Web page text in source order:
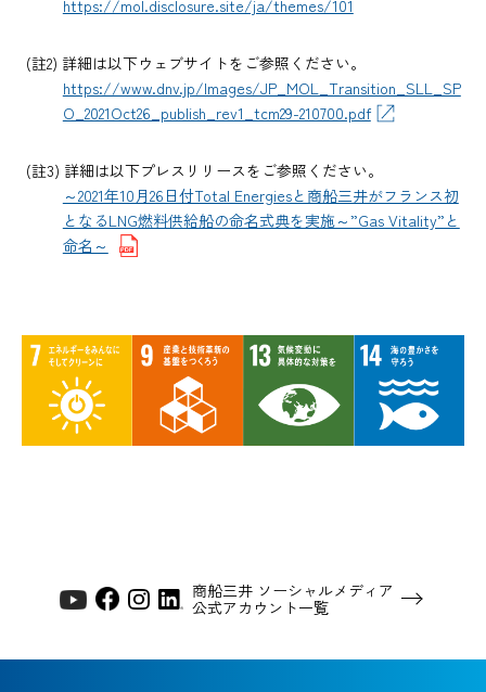
https://mol.disclosure.site/ja/themes/101
(註2) 詳細は以下ウェブサイトをご参照ください。
https://www.dnv.jp/Images/JP_MOL_Transition_SLL_SP
O_2021Oct26_publish_rev1_tcm29-210700.pdf
(註3) 詳細は以下プレスリリースをご参照ください。
～2021年10月26日付Total Energiesと商船三井がフランス初
となるLNG燃料供給船の命名式典を実施～”Gas Vitality”と
命名～
商船三井 ソーシャルメディア
公式アカウント一覧